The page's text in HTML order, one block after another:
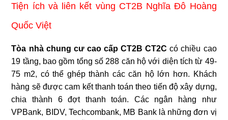
Tiện ích và liên kết vùng CT2B Nghĩa Đô Hoàng
Quốc Việt
Tòa nhà chung cư cao cấp CT2B CT2C có chiều cao
19 tầng, bao gồm tổng số 288 căn hộ với diện tích từ 49-
75 m2, có thể ghép thành các căn hộ lớn hơn. Khách
hàng sẽ được cam kết thanh toán theo tiến độ xây dựng,
chia thành 6 đợt thanh toán. Các ngân hàng như
VPBank, BIDV, Techcombank, MB Bank là những đơn vị